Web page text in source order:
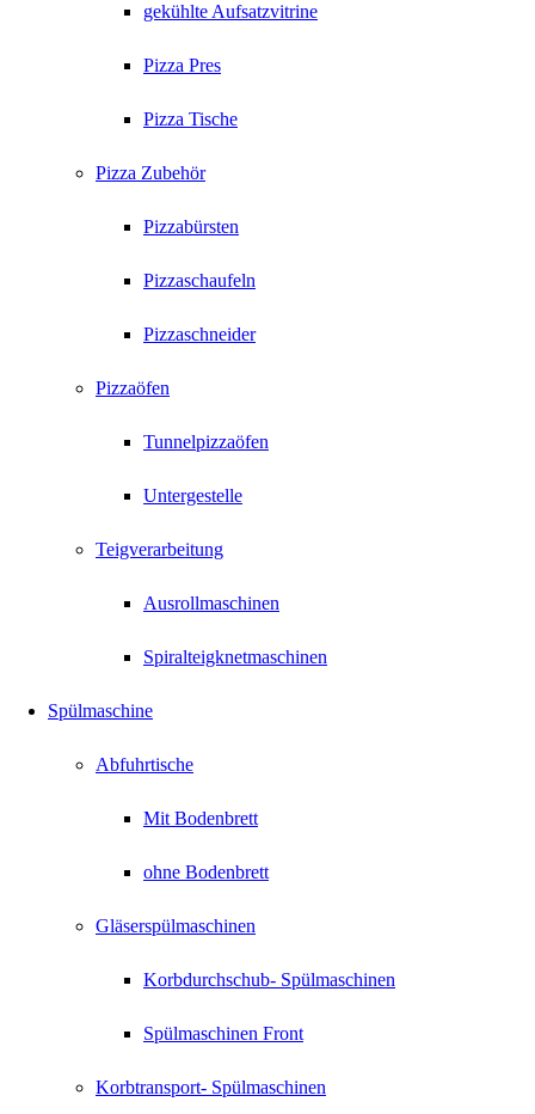
gekühlte Aufsatzvitrine
Pizza Pres
Pizza Tische
Pizza Zubehör
Pizzabürsten
Pizzaschaufeln
Pizzaschneider
Pizzaöfen
Tunnelpizzaöfen
Untergestelle
Teigverarbeitung
Ausrollmaschinen
Spiralteigknetmaschinen
Spülmaschine
Abfuhrtische
Mit Bodenbrett
ohne Bodenbrett
Gläserspülmaschinen
Korbdurchschub- Spülmaschinen
Spülmaschinen Front
Korbtransport- Spülmaschinen